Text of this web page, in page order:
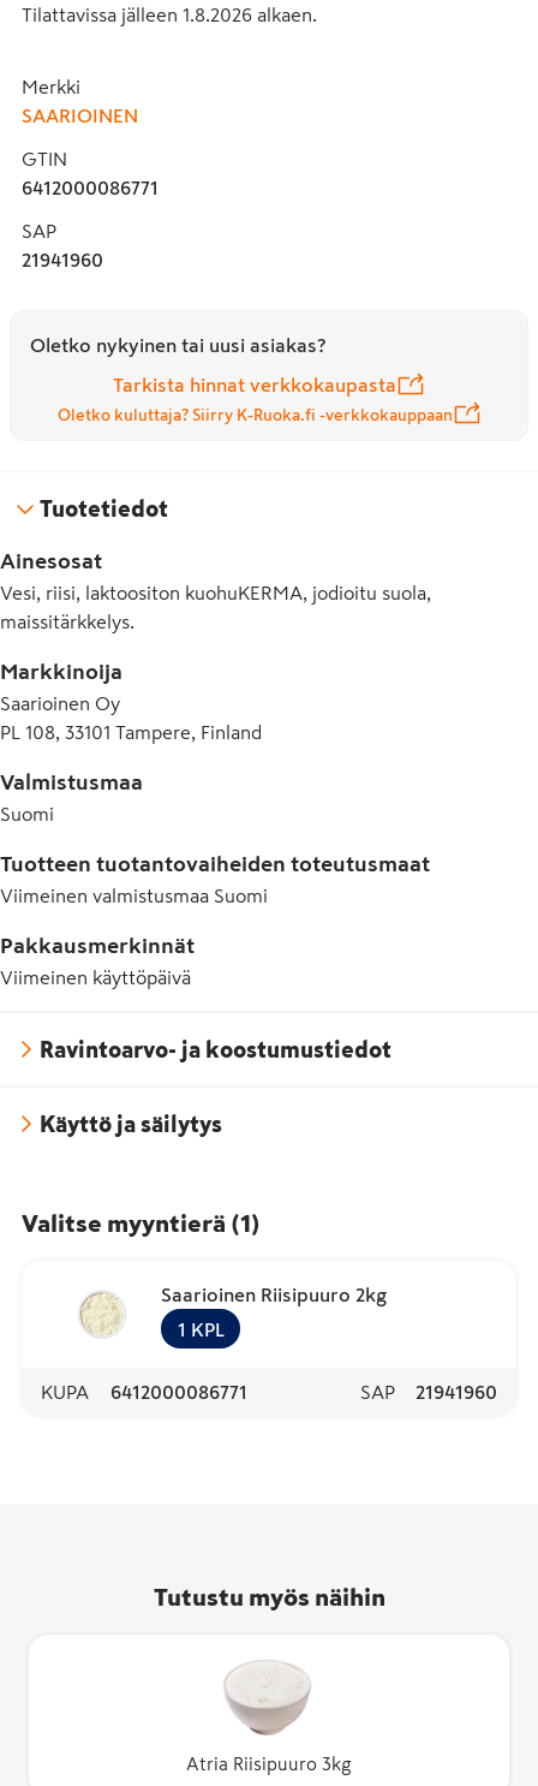
Tilattavissa jälleen 1.8.2026 alkaen.
Merkki
SAARIOINEN
GTIN
6412000086771
SAP
21941960
Oletko nykyinen tai uusi asiakas?
Tarkista hinnat verkkokaupasta
Oletko kuluttaja? Siirry K-Ruoka.fi -verkkokauppaan
Tuotetiedot
Ainesosat
Vesi, riisi, laktoositon kuohuKERMA, jodioitu suola,
maissitärkkelys.
Markkinoija
Saarioinen Oy
PL 108, 33101 Tampere, Finland
Valmistusmaa
Suomi
Tuotteen tuotantovaiheiden toteutusmaat
Viimeinen valmistusmaa Suomi
Pakkausmerkinnät
Viimeinen käyttöpäivä
Ravintoarvo- ja koostumustiedot
Käyttö ja säilytys
Valitse myyntierä (1 )
Saarioinen Riisipuuro 2kg
1 KPL
KUPA 6412000086771 SAP 21941960
Tutustu myös näihin
Atria Riisipuuro 3kg